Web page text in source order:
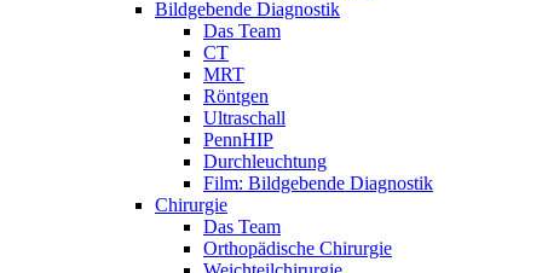
Bildgebende Diagnostik
Das Team
CT
MRT
Röntgen
Ultraschall
PennHIP
Durchleuchtung
Film: Bildgebende Diagnostik
Chirurgie
Das Team
Orthopädische Chirurgie